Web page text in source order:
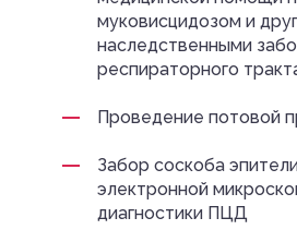
муковисцидозом и
наследственными
респираторного
Проведение потовой
Забор соскоба
электронной
диагностики ПЦД